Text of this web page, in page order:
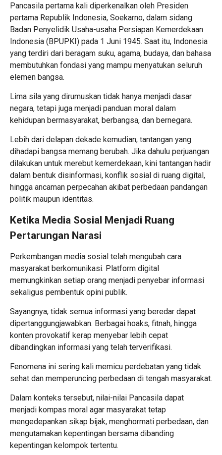
Pancasila pertama kali diperkenalkan oleh Presiden
pertama Republik Indonesia, Soekarno, dalam sidang
Badan Penyelidik Usaha-usaha Persiapan Kemerdekaan
Indonesia (BPUPKI) pada 1 Juni 1945. Saat itu, Indonesia
yang terdiri dari beragam suku, agama, budaya, dan bahasa
membutuhkan fondasi yang mampu menyatukan seluruh
elemen bangsa.
Lima sila yang dirumuskan tidak hanya menjadi dasar
negara, tetapi juga menjadi panduan moral dalam
kehidupan bermasyarakat, berbangsa, dan bernegara.
Lebih dari delapan dekade kemudian, tantangan yang
dihadapi bangsa memang berubah. Jika dahulu perjuangan
dilakukan untuk merebut kemerdekaan, kini tantangan hadir
dalam bentuk disinformasi, konflik sosial di ruang digital,
hingga ancaman perpecahan akibat perbedaan pandangan
politik maupun identitas.
Ketika Media Sosial Menjadi Ruang
Pertarungan Narasi
Perkembangan media sosial telah mengubah cara
masyarakat berkomunikasi. Platform digital
memungkinkan setiap orang menjadi penyebar informasi
sekaligus pembentuk opini publik.
Sayangnya, tidak semua informasi yang beredar dapat
dipertanggungjawabkan. Berbagai hoaks, fitnah, hingga
konten provokatif kerap menyebar lebih cepat
dibandingkan informasi yang telah terverifikasi.
Fenomena ini sering kali memicu perdebatan yang tidak
sehat dan memperuncing perbedaan di tengah masyarakat.
Dalam konteks tersebut, nilai-nilai Pancasila dapat
menjadi kompas moral agar masyarakat tetap
mengedepankan sikap bijak, menghormati perbedaan, dan
mengutamakan kepentingan bersama dibanding
kepentingan kelompok tertentu.